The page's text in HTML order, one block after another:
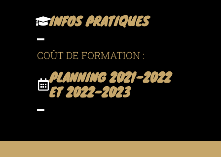
INFOS PRATIQUES
COÛT DE FORMATION :
PLANNING 2021-2022
ET 2022-2023